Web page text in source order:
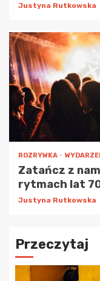
Justyna Rutkowska
ROZRYWKA
Zatańcz z
rytmach lat
Justyna Rutkowska
Przeczytaj